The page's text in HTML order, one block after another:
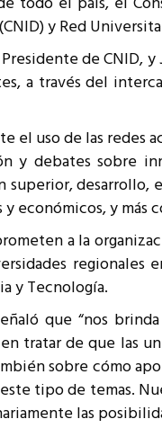
Técnicos
integrarse a REUNA
y Red
de
a través del
el uso de las
y debates sobre
desarrollo,
económicos, y
a la
regionales
y Tecnología.
que “nos
tratar de que las
sobre cómo
tipo de temas.
las